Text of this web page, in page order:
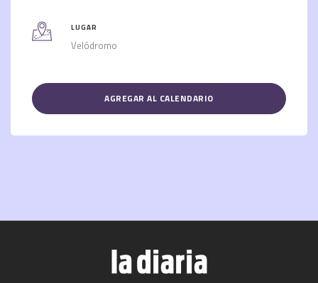
LUGAR
Velódromo
AGREGAR AL CALENDARIO